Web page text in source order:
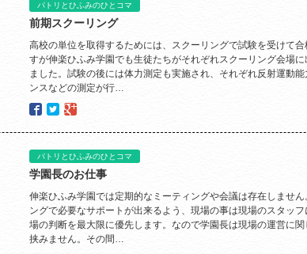
パトリとひふみのひとコマ
前期スクーリング
高校の単位を取得するためには、スクーリングで試験を受けて合
すが伸楽ひふみ学園でも生徒たちがそれぞれスクーリング会場
ました。試験の後には体力測定も実施され、それぞれ反射運動
ンスなどの測定が行…
パトリとひふみのひとコマ
学園長のお仕事
伸楽ひふみ学園では定期的なミーティングや会議は存在しません
ングで必要なサポートが出来るよう、現場の事は現場のスタッ
場の判断を最大限に優先します。なので学園長は現場の運営に
挟みません。その間…